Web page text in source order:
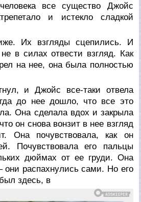
все существо Джойс
и истекло сладкой
Их взгляды сцепились. И
в силах отвести взгляд. Как
на нее, она была полностью
и Джойс все-таки отвела
до нее дошло, что все это
Она сделала вдох и закрыла
он снова вонзит в нее взгляд
Она почувствовала, как он
Почувствовала его пальцы
дюймах от ее груди. Она
они распахнулись сами. Но его
здесь, в